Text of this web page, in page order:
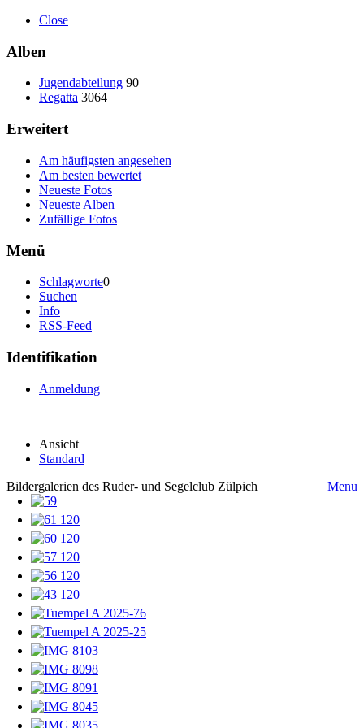
Close
Alben
Jugendabteilung 90
Regatta 3064
Erweitert
Am häufigsten angesehen
Am besten bewertet
Neueste Fotos
Neueste Alben
Zufällige Fotos
Menü
Schlagworte0
Suchen
Info
RSS-Feed
Identifikation
Anmeldung
Ansicht
Standard
Bildergalerien des Ruder- und Segelclub Zülpich
Menu